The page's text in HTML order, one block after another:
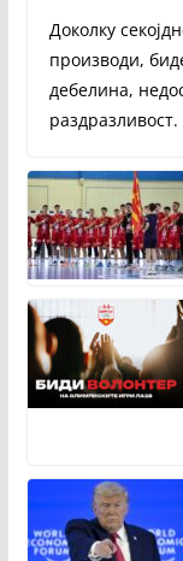
Доколку
производи,
дебелина,